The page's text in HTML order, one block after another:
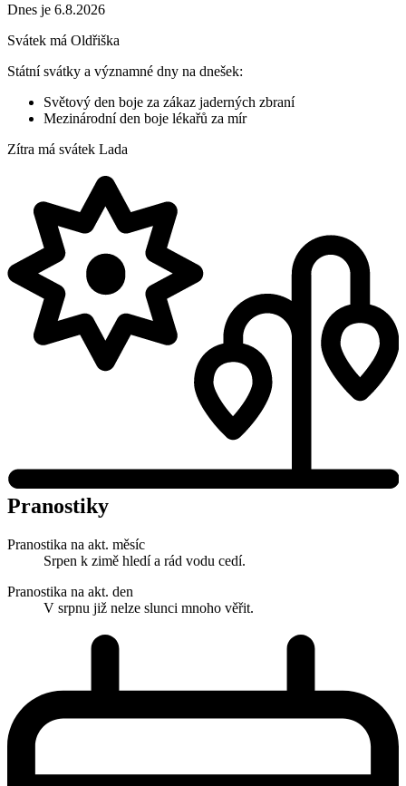
Dnes je 6.8.2026
Svátek má Oldřiška
Státní svátky a významné dny na dnešek:
Světový den boje za zákaz jaderných zbraní
Mezinárodní den boje lékařů za mír
Zítra má svátek Lada
Pranostiky
Pranostika na akt. měsíc
Srpen k zimě hledí a rád vodu cedí.
Pranostika na akt. den
V srpnu již nelze slunci mnoho věřit.